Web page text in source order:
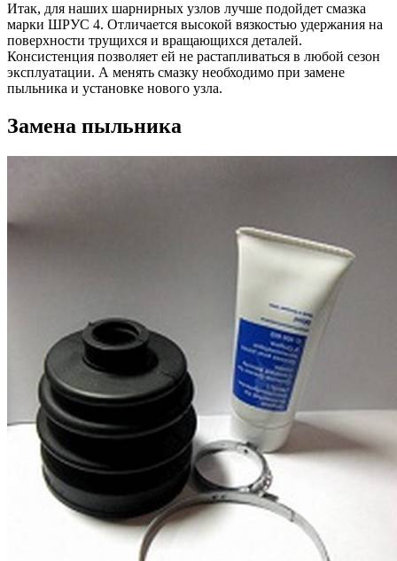
Итак, для наших шарнирных узлов лучше подойдет смазка
марки ШРУС 4. Отличается высокой вязкостью удержания на
поверхности трущихся и вращающихся деталей.
Консистенция позволяет ей не растапливаться в любой сезон
эксплуатации. А менять смазку необходимо при замене
пыльника и установке нового узла.
Замена пыльника